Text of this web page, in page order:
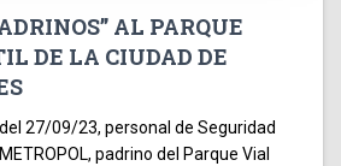
AL PARQUE
DE LA CIUDAD DE
27/09/23, personal de Seguridad
padrino del Parque Vial